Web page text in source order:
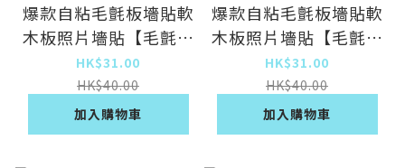
爆款自粘毛氈板墻貼軟
木板照片墻貼【毛氈六
邊形藍色】
HK$31.00
HK$40.00
加入購物車
爆款自粘毛氈板墻貼軟
木板照片墻貼【毛氈六
邊形紅色】
HK$31.00
HK$40.00
加入購物車